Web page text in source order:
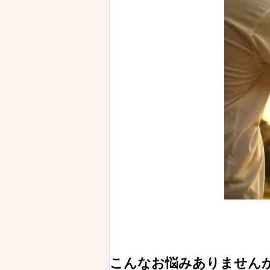
こんなお悩みありません